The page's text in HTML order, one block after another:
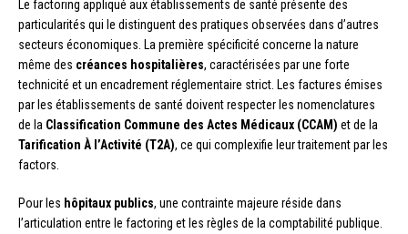
Le factoring appliqué aux établissements de santé présente des
particularités qui le distinguent des pratiques observées dans d’autres
secteurs économiques. La première spécificité concerne la nature
même des créances hospitalières, caractérisées par une forte
technicité et un encadrement réglementaire strict. Les factures émises
par les établissements de santé doivent respecter les nomenclatures
de la Classification Commune des Actes Médicaux (CCAM) et de la
Tarification À l’Activité (T2A), ce qui complexifie leur traitement par les
factors.
Pour les hôpitaux publics, une contrainte majeure réside dans
l’articulation entre le factoring et les règles de la comptabilité publique.